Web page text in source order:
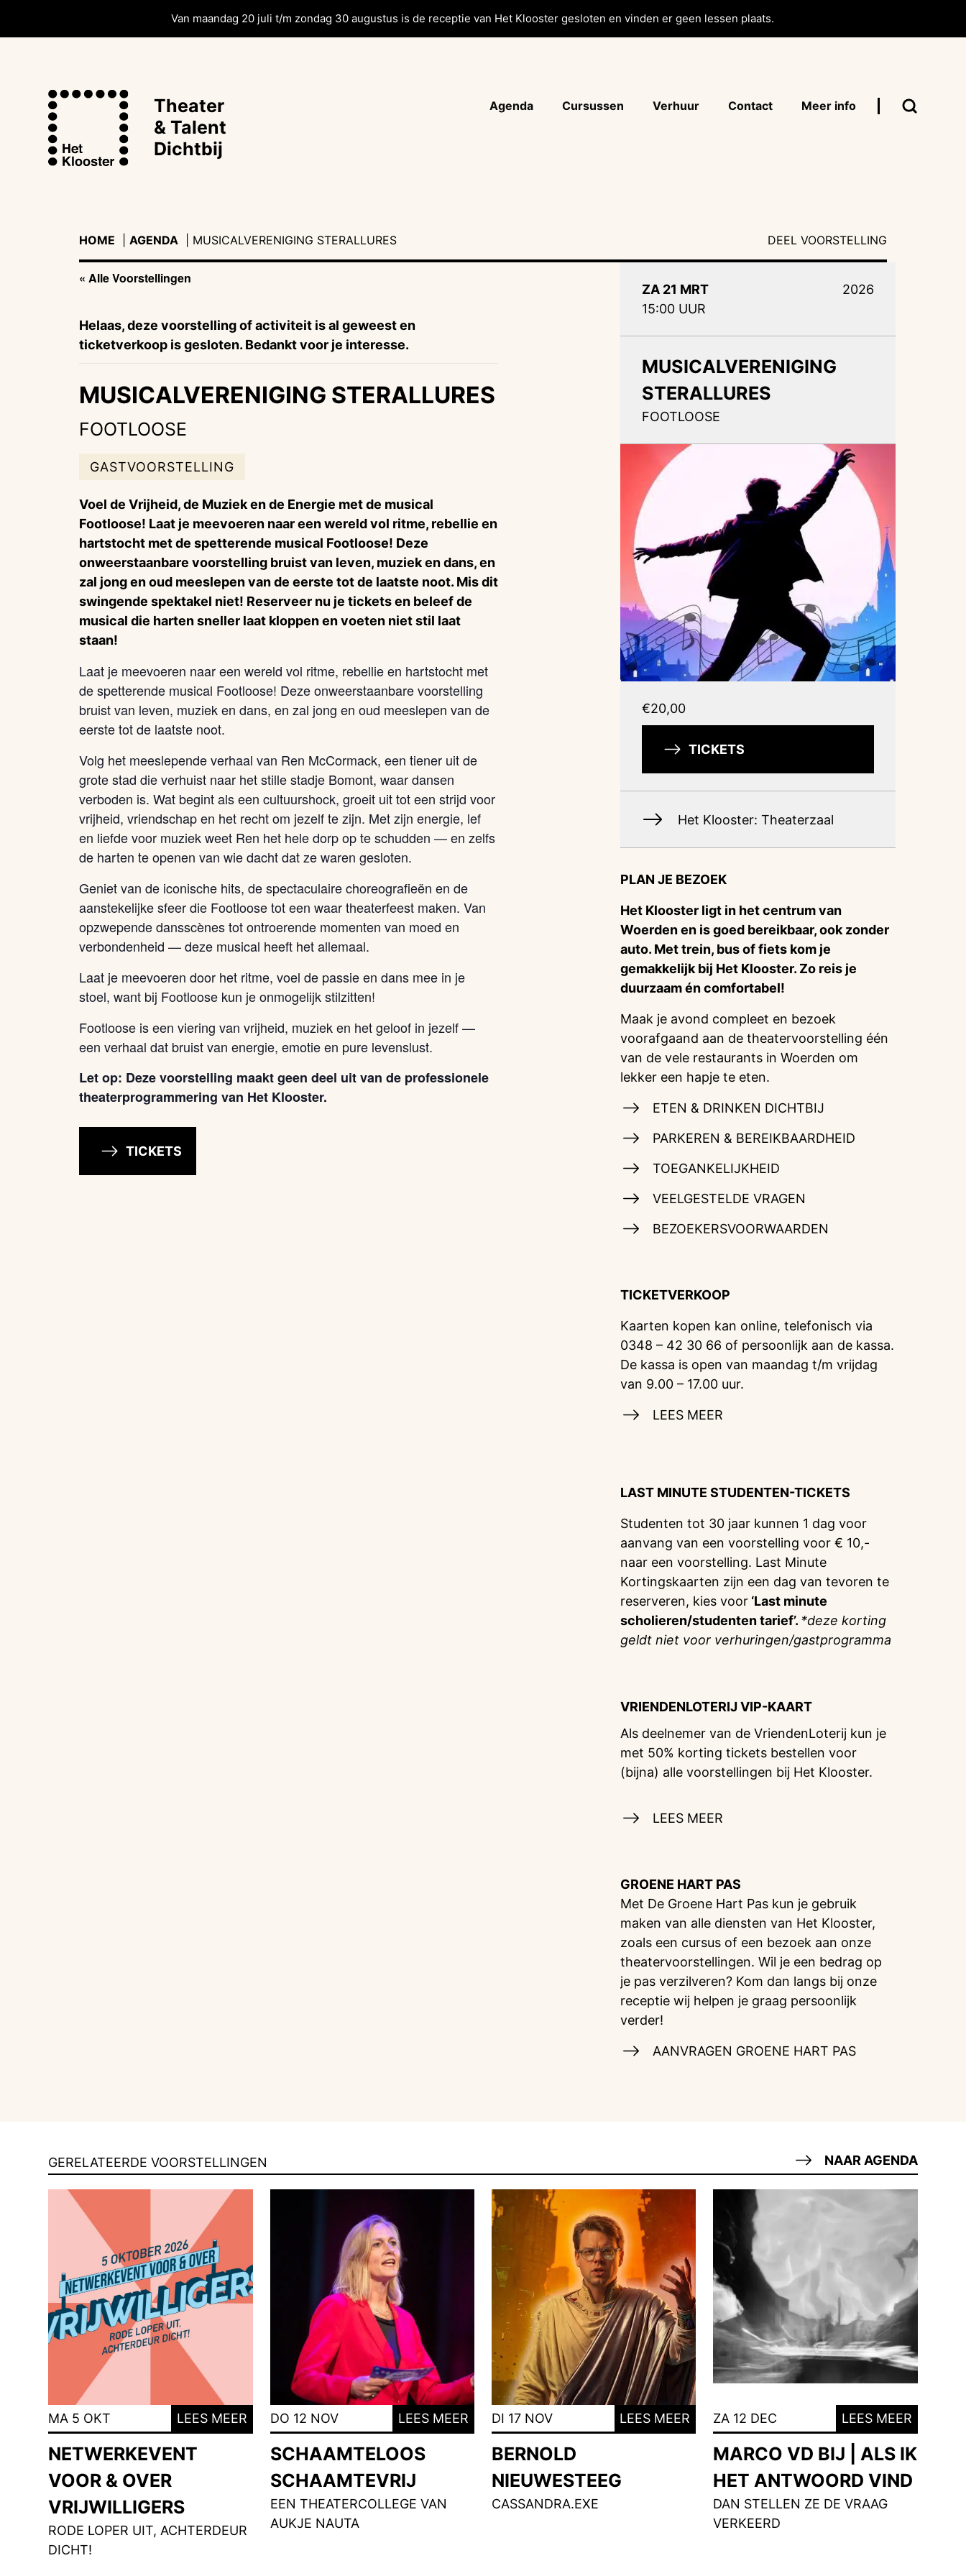
Van maandag 20 juli t/m zondag 30 augustus is de receptie van Het Klooster gesloten en vinden er geen lessen plaats.
Theater
& Talent
Dichtbij
Agenda Cursussen Verhuur Contact Meer info
HOME AGENDA
| MUSICALVERENIGING STERALLURES DEEL VOORSTELLING
« Alle Voorstellingen
Helaas, deze voorstelling of activiteit is al geweest en
ticketverkoop is gesloten. Bedankt voor je interesse.
MUSICALVERENIGING STERALLURES
FOOTLOOSE
GASTVOORSTELLING
Voel de Vrijheid, de Muziek en de Energie met de musical
Footloose! Laat je meevoeren naar een wereld vol ritme, rebellie en
hartstocht met de spetterende musical Footloose! Deze
onweerstaanbare voorstelling bruist van leven, muziek en dans, en
zal jong en oud meeslepen van de eerste tot de laatste noot. Mis dit
swingende spektakel niet! Reserveer nu je tickets en beleef de
musical die harten sneller laat kloppen en voeten niet stil laat
staan!
Laat je meevoeren naar een wereld vol ritme, rebellie en hartstocht met
de spetterende musical Footloose! Deze onweerstaanbare voorstelling
bruist van leven, muziek en dans, en zal jong en oud meeslepen van de
eerste tot de laatste noot.
Volg het meeslepende verhaal van Ren McCormack, een tiener uit de
grote stad die verhuist naar het stille stadje Bomont, waar dansen
verboden is. Wat begint als een cultuurshock, groeit uit tot een strijd voor
vrijheid, vriendschap en het recht om jezelf te zijn. Met zijn energie, lef
en liefde voor muziek weet Ren het hele dorp op te schudden — en zelfs
de harten te openen van wie dacht dat ze waren gesloten.
Geniet van de iconische hits, de spectaculaire choreografieën en de
aanstekelijke sfeer die Footloose tot een waar theaterfeest maken. Van
opzwepende dansscènes tot ontroerende momenten van moed en
verbondenheid — deze musical heeft het allemaal.
Laat je meevoeren door het ritme, voel de passie en dans mee in je
stoel, want bij Footloose kun je onmogelijk stilzitten!
Footloose is een viering van vrijheid, muziek en het geloof in jezelf —
een verhaal dat bruist van energie, emotie en pure levenslust.
Let op: Deze voorstelling maakt geen deel uit van de professionele
theaterprogrammering van Het Klooster.
TICKETS
ZA 21 MRT
15:00 UUR
2026
MUSICALVERENIGING
STERALLURES
FOOTLOOSE
€20,00
TICKETS
Het Klooster: Theaterzaal
PLAN JE BEZOEK
Het Klooster ligt in het centrum van
Woerden en is goed bereikbaar, ook zonder
auto. Met trein, bus of fiets kom je
gemakkelijk bij Het Klooster. Zo reis je
duurzaam én comfortabel!
Maak je avond compleet en bezoek
voorafgaand aan de theatervoorstelling één
van de vele restaurants in Woerden om
lekker een hapje te eten.
ETEN & DRINKEN DICHTBIJ
PARKEREN & BEREIKBAARDHEID
TOEGANKELIJKHEID
VEELGESTELDE VRAGEN
BEZOEKERSVOORWAARDEN
TICKETVERKOOP
Kaarten kopen kan online, telefonisch via
0348 – 42 30 66 of persoonlijk aan de kassa.
De kassa is open van maandag t/m vrijdag
van 9.00 – 17.00 uur.
LEES MEER
LAST MINUTE STUDENTEN-TICKETS
Studenten tot 30 jaar kunnen 1 dag voor
aanvang van een voorstelling voor € 10,-
naar een voorstelling. Last Minute
Kortingskaarten zijn een dag van tevoren te
reserveren, kies voor ‘Last minute
scholieren/studenten tarief’. *deze korting
geldt niet voor verhuringen/gastprogramma
VRIENDENLOTERIJVIP-KAART
Als deelnemer van de VriendenLoterij kun je
met 50% korting tickets bestellen voor
(bijna) alle voorstellingen bij Het Klooster.
LEES MEER
GROENE HART PAS
Met De Groene Hart Pas kun je gebruik
maken van alle diensten van Het Klooster,
zoals een cursus of een bezoek aan onze
theatervoorstellingen. Wil je een bedrag op
je pas verzilveren? Kom dan langs bij onze
receptie wij helpen je graag persoonlijk
verder!
AANVRAGEN GROENE HART PAS
GERELATEERDE VOORSTELLINGEN NAAR AGENDA
MA 5 OKT LEES MEER
NETWERKEVENT
VOOR & OVER
VRIJWILLIGERS
RODE LOPER UIT, ACHTERDEUR
DICHT!
DO 12 NOV LEES MEER
SCHAAMTELOOS
SCHAAMTEVRIJ
EEN THEATERCOLLEGE VAN
AUKJE NAUTA
DI 17 NOV LEES MEER
BERNOLD
NIEUWESTEEG
CASSANDRA.EXE
ZA 12 DEC LEES MEER
MARCO VD BIJ | ALS IK
HET ANTWOORD VIND
DAN STELLEN ZE DE VRAAG
VERKEERD